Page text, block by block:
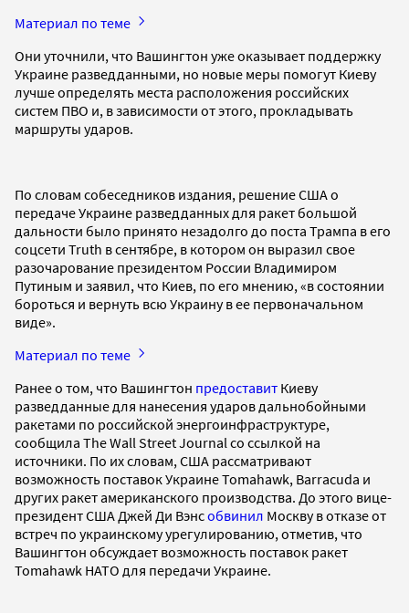
Материал по теме
Они уточнили, что Вашингтон уже оказывает поддержку
Украине разведданными, но новые меры помогут Киеву
лучше определять места расположения российских
систем ПВО и, в зависимости от этого, прокладывать
маршруты ударов.
По словам собеседников издания, решение США о
передаче Украине разведданных для ракет большой
дальности было принято незадолго до поста Трампа в его
соцсети Truth в сентябре, в котором он выразил свое
разочарование президентом России Владимиром
Путиным и заявил, что Киев, по его мнению, «в состоянии
бороться и вернуть всю Украину в ее первоначальном
виде».
Материал по теме
Ранее о том, что Вашингтон предоставит Киеву
разведданные для нанесения ударов дальнобойными
ракетами по российской энергоинфраструктуре,
сообщила The Wall Street Journal со ссылкой на
источники. По их словам, США рассматривают
возможность поставок Украине Tomahawk, Barracuda и
других ракет американского производства. До этого вице-
президент США Джей Ди Вэнсобвинил Москву в отказе от
встреч по украинскому урегулированию, отметив, что
Вашингтон обсуждает возможность поставок ракет
Tomahawk НАТО для передачи Украине.